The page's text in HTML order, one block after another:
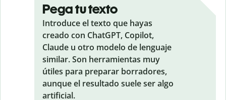
Pega tu texto
Introduce el texto que hayas
creado con ChatGPT, Copilot,
Claude u otro modelo de lenguaje
similar. Son herramientas muy
útiles para preparar borradores,
aunque el resultado suele ser algo
artificial.